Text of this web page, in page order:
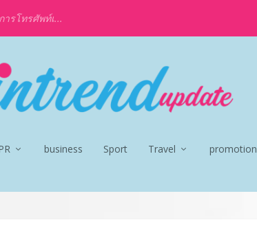
ารโทรศัพท์เ...
business Sport Travel promotion